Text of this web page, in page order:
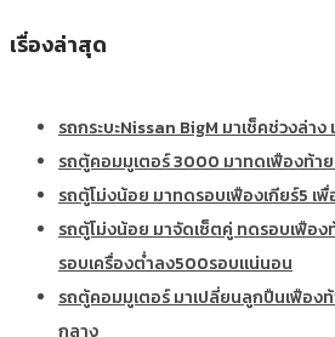
เรื่องล่าสุด
รถกระบะNissan BigM มาเช็คช่วงล่าง
รถตู้คอมมูเตอร์ 3000 มาทดเฟืองท้าย
รถตู้โม่งน้อย มาทดรอบเฟืองเกียร์5 เ
รถตู้โม่งน้อย มาจัดเซ็ตคู่ ทดรอบเฟือง
รอบเครื่องต่ำลง500รอบแน่นอน
รถตู้คอมมูเตอร์ มาเปลี่ยนลูกปืนเฟือง